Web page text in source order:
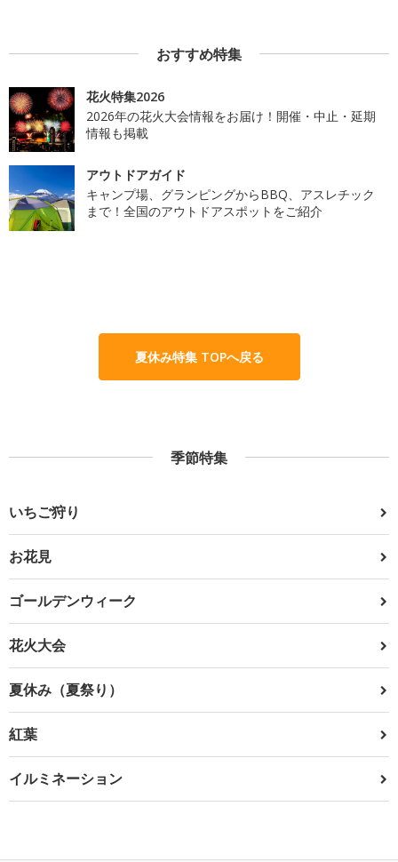
おすすめ特集
花火特集2026
2026年の花火大会情報をお届け！開催・中止・延期
情報も掲載
アウトドアガイド
キャンプ場、グランピングからBBQ、アスレチック
まで！全国のアウトドアスポットをご紹介
夏休み特集 TOPへ戻る
季節特集
いちご狩り
お花見
ゴールデンウィーク
花火大会
夏休み（夏祭り）
紅葉
イルミネーション